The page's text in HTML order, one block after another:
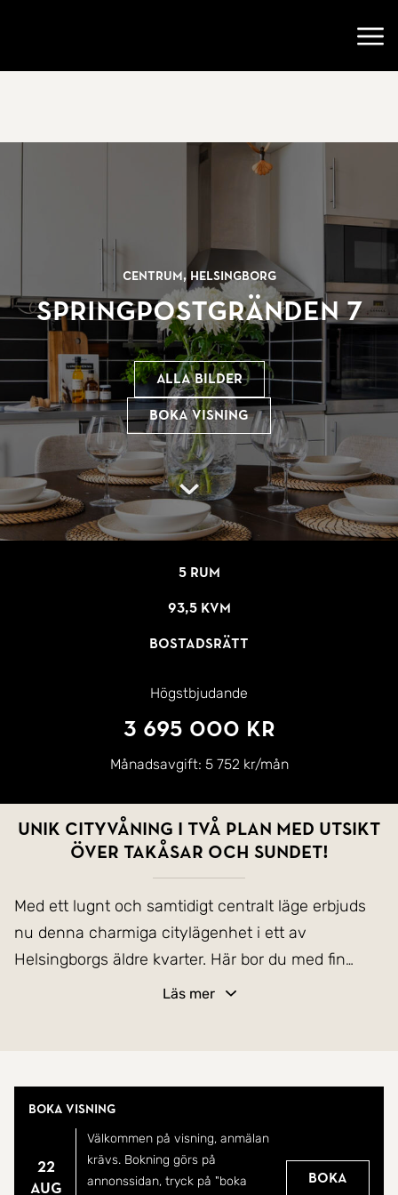
Centrum, Helsingborg
Springpostgränden 7
Alla bilder
Boka visning
5 rum
93,5 kvm
Bostadsrätt
Högstbjudande
3 695 000 kr
Månadsavgift: 5 752 kr/mån
Unik cityvåning i två plan med utsikt
över takåsar och sundet!
Med ett lugnt och samtidigt centralt läge erbjuds
nu denna charmiga citylägenhet i ett av
Helsingborgs äldre kvarter. Här bor du med fin
utsikt över stadens takåsar och en glimt av
Lägenheten disponeras över två plan och erbjuder
fem rum, varav tre sovrum, två badrum samt flera
sociala ytor som gör bostaden väl anpassad för
Läs mer
Boka visning
22
aug
Välkommen på visning, anmälan
krävs. Bokning görs på
annonssidan, tryck på "boka
Boka